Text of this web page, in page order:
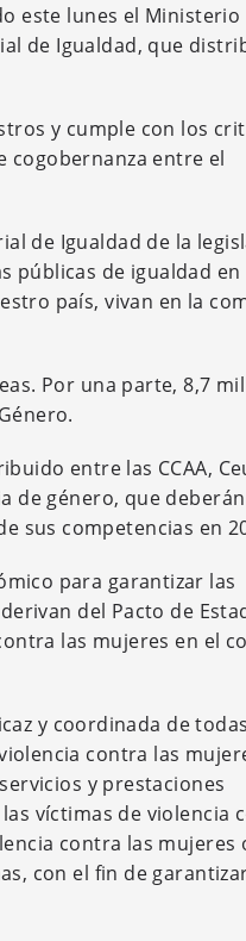
este lunes el Ministerio
de Igualdad, que
y cumple con los
cogobernanza entre el
de Igualdad de la
públicas de igualdad
país, vivan en la
Por una parte, 8,7
entre las CCAA,
de género, que
sus competencias en
para garantizar las
del Pacto de
las mujeres en el
y coordinada de
contra las
y prestaciones
víctimas de violencia
contra las mujeres
con el fin de